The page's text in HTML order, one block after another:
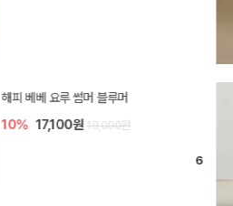
듀이 아기 바지
10% 17,100원 19,000원